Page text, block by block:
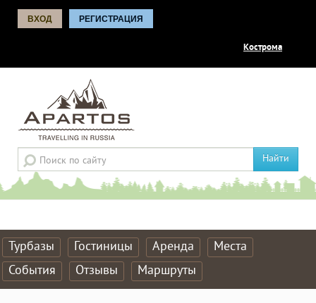
ВХОД РЕГИСТРАЦИЯ
Кострома
Найти
Турбазы Гостиницы Аренда
Места
События
Отзывы Маршруты